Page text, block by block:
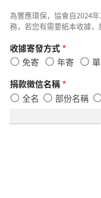
為響應環保，協會自2024
務，若您有需要紙本收據，
收據寄發方式 *
免寄
年寄
捐款徵信名稱 *
全名
部份名稱